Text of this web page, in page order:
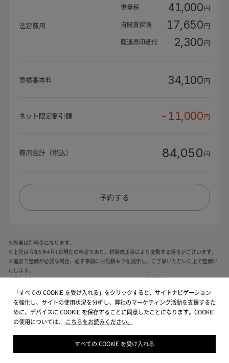
法定費用
重量税 41,000円
自賠責保険
17,650円
陸運局印紙代
2,300円
車検基本料 34,100円
ネット限定割引額 -11,000円
費用合計（税込） 84,050 円
予約する
※外車は別料金になります。
※上記は令和5年4月1日現在の料金であり、税制改正等により変動する場合がございます。
※追加で整備が必要な場合、必ず事前にお見積もりを提示し、ご了承いただいた上で整備い
たします。
※電気自動車および一部のハイブリッド車や天然ガス車は、重量税が減額となります。対応
車種については店頭でご確認ください。
※輸入車の場合、車検を受付できない、もしくは別途追加料金が発生する場合があります。
詳しくは各店舗にお問い合わせください。
※普通貨物（1ナンバー）・3t以上の小型貨物（4ナンバー）は別途お見積りになります。
木津ＳＳの店舗ページへ戻る
「すべての COOKIE を受け入れる」をクリックすると、サイトナビゲーション
を強化し、サイトの使用状況を分析し、弊社のマーケティング活動を支援するた
めに、デバイスに COOKIE を保存することに同意したことになります。COOKIE
の使用については、
こちらをお読みください。
すべての COOKIE を受け入れる